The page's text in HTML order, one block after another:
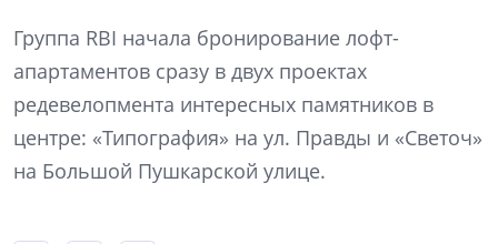
Группа RBI начала бронирование лофт-
апартаментов сразу в двух проектах
редевелопмента интересных памятников в
центре: «Типография» на ул. Правды и «Светоч»
на Большой Пушкарской улице.